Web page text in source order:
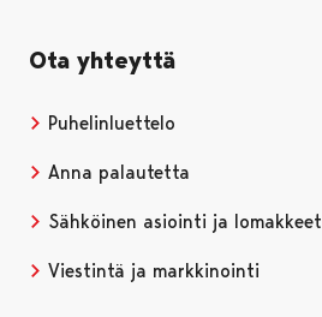
Ota yhteyttä
Puhelinluettelo
Anna palautetta
Sähköinen asiointi ja lomakkeet
Viestintä ja markkinointi